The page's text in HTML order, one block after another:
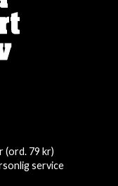
(ord. 79 kr)
service